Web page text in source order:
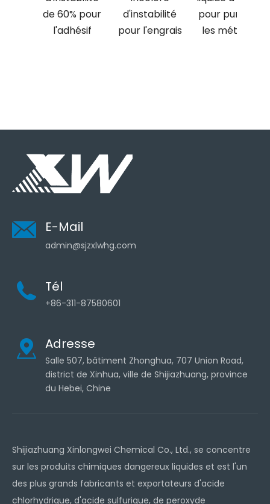
de 60% pour
l'adhésif
d'instabilité
pour l'engrais
pour purifier
les métaux
E-Mail
admin@sjzxlwhg.com
Tél
+86-311-87580601
Adresse
Salle 507, bâtiment Zhonghua, 707 Union Road,
district de Xinhua, ville de Shijiazhuang, province
du Hebei, Chine
Shijiazhuang Xinlongwei Chemical Co., Ltd., se concentre
sur les produits chimiques dangereux liquides et est l'un
des plus grands fabricants et exportateurs d'acide
chlorhydrique, d'acide sulfurique, de peroxyde